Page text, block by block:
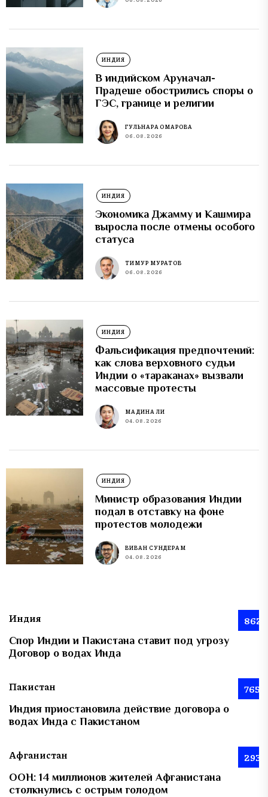
ИНДИЯ
В индийском Аруначал-
Прадеше обострились споры о
ГЭС, границе и религии
ГУЛЬНАРА ОМАРОВА
06.08.2026
ИНДИЯ
Экономика Джамму и Кашмира
выросла после отмены особого
статуса
ТИМУР МУРАТОВ
06.08.2026
ИНДИЯ
Фальсификация предпочтений:
как слова верховного судьи
Индии о «тараканах» вызвали
массовые протесты
МАДИНА ЛИ
04.08.2026
ИНДИЯ
Министр образования Индии
подал в отставку на фоне
протестов молодежи
ВИВАН СУНДЕРАМ
04.08.2026
Индия 862
Спор Индии и Пакистана ставит под угрозу
Договор о водах Инда
Пакистан 765
Индия приостановила действие договора о
водах Инда с Пакистаном
Афганистан 293
ООН: 14 миллионов жителей Афганистана
столкнулись с острым голодом